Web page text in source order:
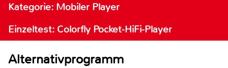
Kategorie: Mobiler Player
Einzeltest: Colorfly Pocket-HiFi-Player
Alternativprogramm